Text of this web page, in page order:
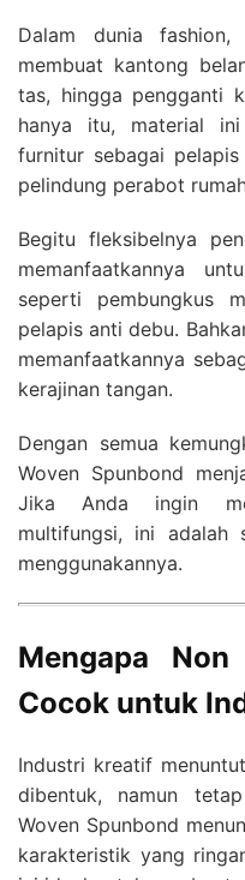
Dalam dunia fashion,
membuat kantong
tas, hingga pengganti
hanya itu, material
furnitur sebagai
pelindung perabot
Begitu fleksibelnya
memanfaatkannya
seperti pembungkus
pelapis anti debu.
memanfaatkannya
kerajinan tangan.
Dengan semua
Woven Spunbond
Jika Anda ingin
multifungsi, ini
menggunakannya.
Mengapa
Cocok untuk
Industri kreatif
dibentuk, namun
Woven Spunbond
karakteristik yang